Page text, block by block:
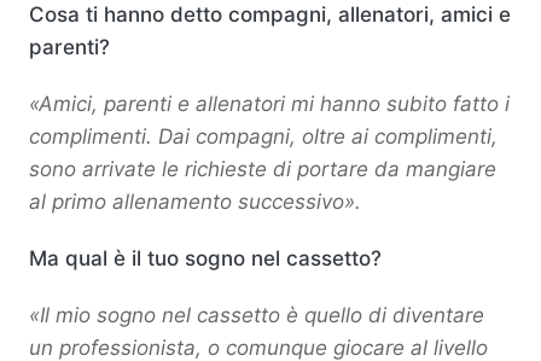
Cosa ti hanno detto compagni, allenatori, amici e
parenti?
«Amici, parenti e allenatori mi hanno subito fatto i
complimenti. Dai compagni, oltre ai complimenti,
sono arrivate le richieste di portare da mangiare
al primo allenamento successivo».
Ma qual è il tuo sogno nel cassetto?
«Il mio sogno nel cassetto è quello di diventare
un professionista, o comunque giocare al livello